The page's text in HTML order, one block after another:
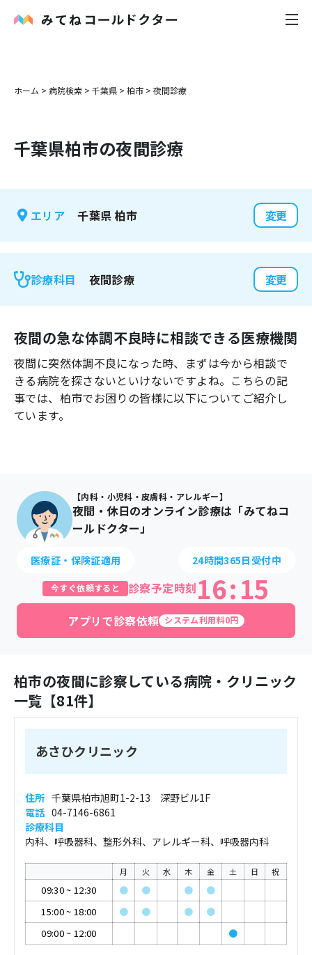
内科
花粉症
感染症
よくあるご質問
ホーム > 病院検索 > 千葉県 > 柏市 > 夜間診療
千葉県柏市の夜間診療
エリア 千葉県 柏市 変更
診療科目 夜間診療 変更
夜間の急な体調不良時に相談できる医療機関
夜間に突然体調不良になった時、まずは今から相談で
きる病院を探さないといけないですよね。こちらの記
事では、 柏市でお困りの皆様に以下についてご紹介し
ています。
【内科・小児科・皮膚科・アレルギー】
夜間・休日のオンライン診療は「みてねコ
ールドクター」
医療証・保険証適用 24時間365日受付中
今すぐ依頼すると 診察予定時刻16:15
アプリで診察依頼 システム利用料0円
柏市の夜間に診察している病院・クリニック
一覧【81件】
あさひクリニック
住所 千葉県柏市旭町1-2-13 深野ビル1F
電話 04-7146-6861
診療科目
内科、呼吸器科、整形外科、アレルギー科、呼吸器内科
月 火 水 木 金 土 日 祝
09:30~ 12:30 ● ● ●
●
15:00~ 18:00 ● ● ●
●
09:00~ 12:00 ●